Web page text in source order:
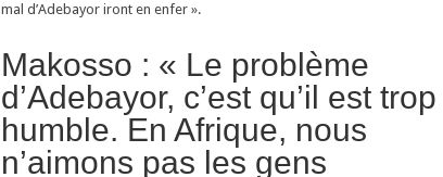
mal d’Adebayor iront en enfer ».
Makosso : « Le problème
d’Adebayor, c’est qu’il est trop
humble. En Afrique, nous
n’aimons pas les gens